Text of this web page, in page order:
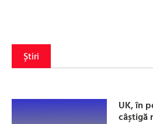
Știri
UK, în
câștigă